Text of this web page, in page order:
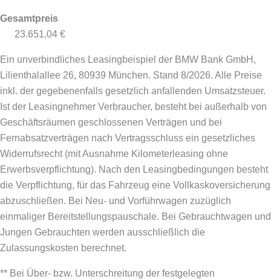
Gesamtpreis
23.651,04 €
Ein unverbindliches Leasingbeispiel der BMW Bank GmbH,
Lilienthalallee 26, 80939 München. Stand 8/2026. Alle Preise
inkl. der gegebenenfalls gesetzlich anfallenden Umsatzsteuer.
Ist der Leasingnehmer Verbraucher, besteht bei außerhalb von
Geschäftsräumen geschlossenen Verträgen und bei
Fernabsatzverträgen nach Vertragsschluss ein gesetzliches
Widerrufsrecht (mit Ausnahme Kilometerleasing ohne
Erwerbsverpflichtung). Nach den Leasingbedingungen besteht
die Verpflichtung, für das Fahrzeug eine Vollkaskoversicherung
abzuschließen. Bei Neu- und Vorführwagen zuzüglich
einmaliger Bereitstellungspauschale. Bei Gebrauchtwagen und
Jungen Gebrauchten werden ausschließlich die
Zulassungskosten berechnet.
** Bei Über- bzw. Unterschreitung der festgelegten